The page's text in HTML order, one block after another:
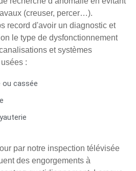
(creuser, percer…).
record d'avoir un diagnostic et
le type de dysfonctionnement
et systèmes
:
ou cassée
par notre inspection télévisée
des engorgements à